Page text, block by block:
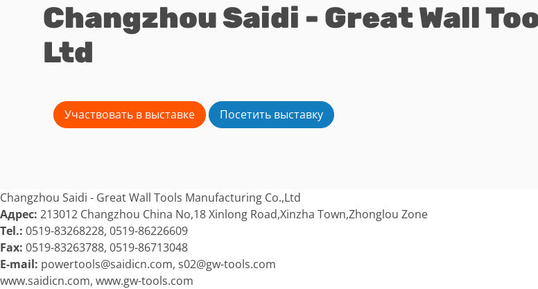
Changzhou Saidi - Great Wall
Ltd
Участвовать в выставке Посетить выставку
Changzhou Saidi - Great Wall Tools Manufacturing Co.,Ltd
Адрес: 213012 Changzhou China No,18 Xinlong Road,Xinzha Town,Zhonglou Zone
Tel.: 0519-83268228, 0519-86226609
Fax: 0519-83263788, 0519-86713048
E-mail: powertools@saidicn.com, s02@gw-tools.com
www.saidicn.com, www.gw-tools.com